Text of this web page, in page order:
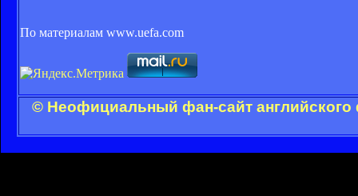
По материалам www.uefa.com
© Неофициальный фан-сайт английского